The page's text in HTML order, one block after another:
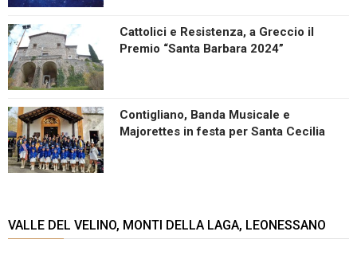
Cattolici e Resistenza, a Greccio il
Premio “Santa Barbara 2024”
Contigliano, Banda Musicale e
Majorettes in festa per Santa Cecilia
VALLE DEL VELINO, MONTI DELLA LAGA, LEONESSANO